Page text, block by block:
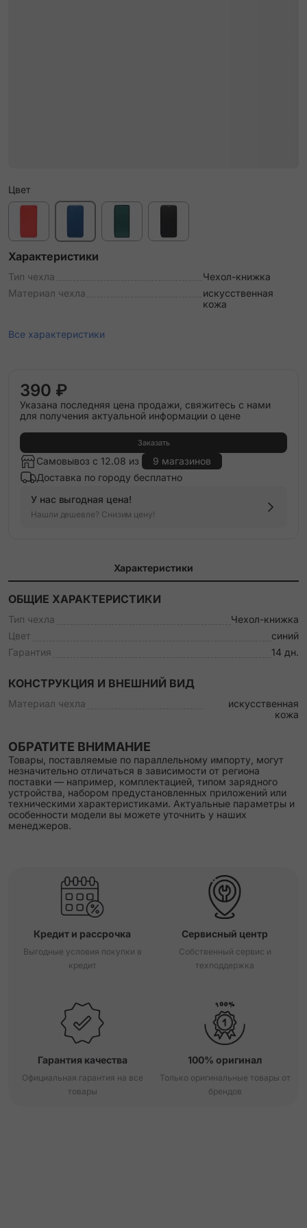
Цвет
Характеристики
Тип чехла
Чехол-книжка
Материал чехла
искусственная
кожа
Все характеристики
390 ₽
Указана последняя цена продажи, свяжитесь с нами
для получения актуальной информации о цене
Заказать
Самовывоз с 12.08 из
9 магазинов
Доставка по городу бесплатно
У нас выгодная цена!
Нашли дешевле? Снизим цену!
Характеристики
ОБЩИЕ ХАРАКТЕРИСТИКИ
Тип чехла
Чехол-книжка
Цвет
синий
Гарантия
14 дн.
КОНСТРУКЦИЯ И ВНЕШНИЙ ВИД
Материал чехла
искусственная
кожа
ОБРАТИТЕ ВНИМАНИЕ
Товары, поставляемые по параллельному импорту, могут
незначительно отличаться в зависимости от региона
поставки — например, комплектацией, типом зарядного
устройства, набором предустановленных приложений или
техническими характеристиками. Актуальные параметры и
особенности модели вы можете уточнить у наших
менеджеров.
Кредит и рассрочка
Выгодные условия покупки в
кредит
Сервисный центр
Собственный сервис и
техподдержка
Гарантия качества
Официальная гарантия на все
товары
100% оригинал
Только оригинальные товары от
брендов